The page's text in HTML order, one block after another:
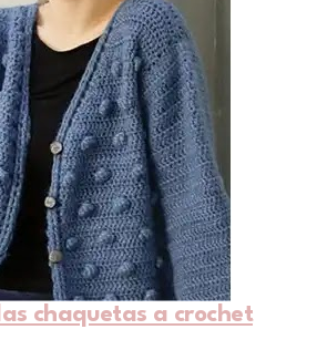
chaquetas a crochet